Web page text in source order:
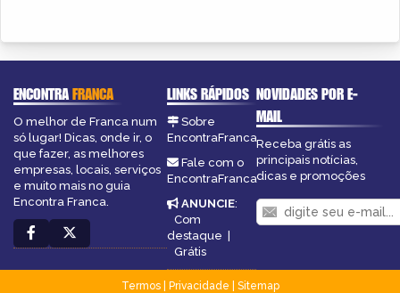
ENCONTRAFRANCA
O melhor de Franca num
só lugar! Dicas, onde ir, o
que fazer, as melhores
empresas, locais, serviços
e muito mais no guia
Encontra Franca.
LINKS RÁPIDOS
Sobre
EncontraFranca
Fale com o
EncontraFranca
ANUNCIE:
Com
destaque |
Grátis
NOVIDADES POR E-
MAIL
Receba grátis as
principais notícias,
dicas e promoções
Termos| Privacidade
Sitemap